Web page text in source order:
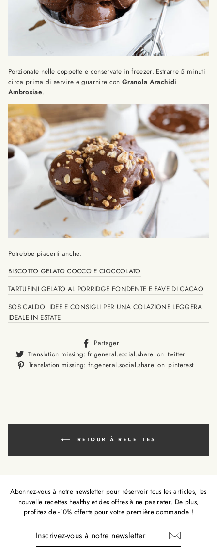
Porzionate nelle coppette e conservate in freezer. Estrarre 5 minuti
circa prima di servire e guarnire con Granola Arachidi
Ambrosiae.
Potrebbe piacerti anche:
BISCOTTO GELATO COCCO E CIOCCOLATO
TARTUFINI GELATO AL PORRIDGE FONDENTE E FAVE DI CACAO
SOS CALDO! IDEE E CONSIGLI PER UNA COLAZIONE LEGGERA
IDEALE IN ESTATE
Partager
missing:
Translation missing: fr.general.social.share_on_twitter
missing:
Translation missing: fr.general.social.share_on_pinterest
RETOUR À RECETTES
Abonnez-vous à notre newsletter pour réservoir tous les articles, les
nouvelle recettes healthy et des offres à ne pas rater. De plus,
profitez de -10% offerts pour votre première commande !